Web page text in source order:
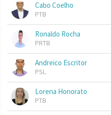
Cabo Coelho
PTB
Ronaldo Rocha
PRTB
Andreico Escritor
PSL
Lorena Honorato
PTB